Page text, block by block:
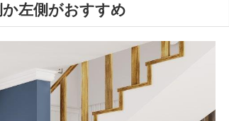
左側がおすすめ